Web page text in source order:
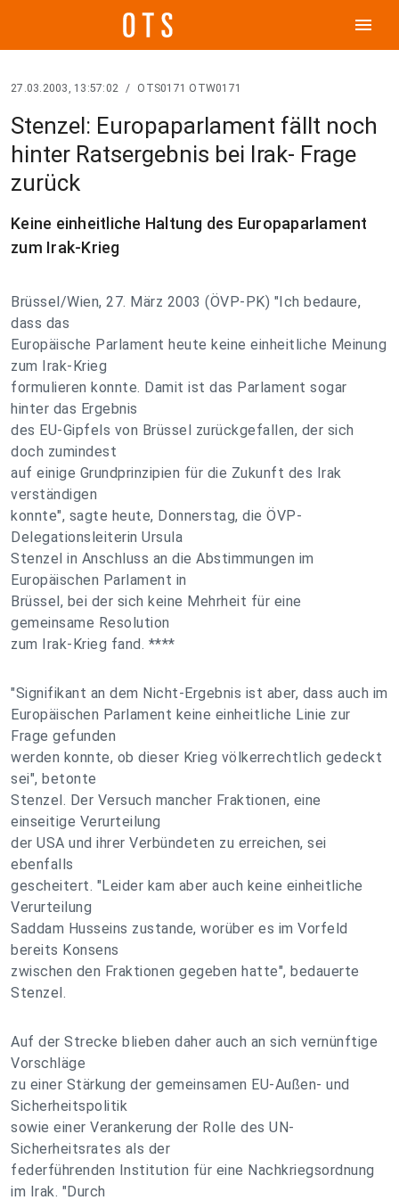
menu
27.03.2003, 13:57:02 / OTS0171 OTW0171
Stenzel: Europaparlament fällt noch
hinter Ratsergebnis bei Irak- Frage
zurück
Keine einheitliche Haltung des Europaparlament
zum Irak-Krieg
Brüssel/Wien, 27. März 2003 (ÖVP-PK) "Ich bedaure,
dass das
Europäische Parlament heute keine einheitliche Meinung
zum Irak-Krieg
formulieren konnte. Damit ist das Parlament sogar
hinter das Ergebnis
des EU-Gipfels von Brüssel zurückgefallen, der sich
doch zumindest
auf einige Grundprinzipien für die Zukunft des Irak
verständigen
konnte", sagte heute, Donnerstag, die ÖVP-
Delegationsleiterin Ursula
Stenzel in Anschluss an die Abstimmungen im
Europäischen Parlament in
Brüssel, bei der sich keine Mehrheit für eine
gemeinsame Resolution
zum Irak-Krieg fand. ****
"Signifikant an dem Nicht-Ergebnis ist aber, dass auch im
Europäischen Parlament keine einheitliche Linie zur
Frage gefunden
werden konnte, ob dieser Krieg völkerrechtlich gedeckt
sei", betonte
Stenzel. Der Versuch mancher Fraktionen, eine
einseitige Verurteilung
der USA und ihrer Verbündeten zu erreichen, sei
ebenfalls
gescheitert. "Leider kam aber auch keine einheitliche
Verurteilung
Saddam Husseins zustande, worüber es im Vorfeld
bereits Konsens
zwischen den Fraktionen gegeben hatte", bedauerte
Stenzel.
Auf der Strecke blieben daher auch an sich vernünftige
Vorschläge
zu einer Stärkung der gemeinsamen EU-Außen- und
Sicherheitspolitik
sowie einer Verankerung der Rolle des UN-
Sicherheitsrates als der
federführenden Institution für eine Nachkriegsordnung
im Irak. "Durch